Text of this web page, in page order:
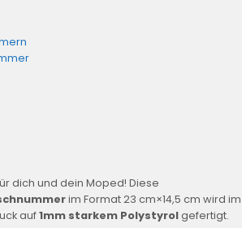
dich und dein Moped! Diese
im Format23 cm×14,5 cm wird im
auf1mm starkem Polystyrolgefertigt.